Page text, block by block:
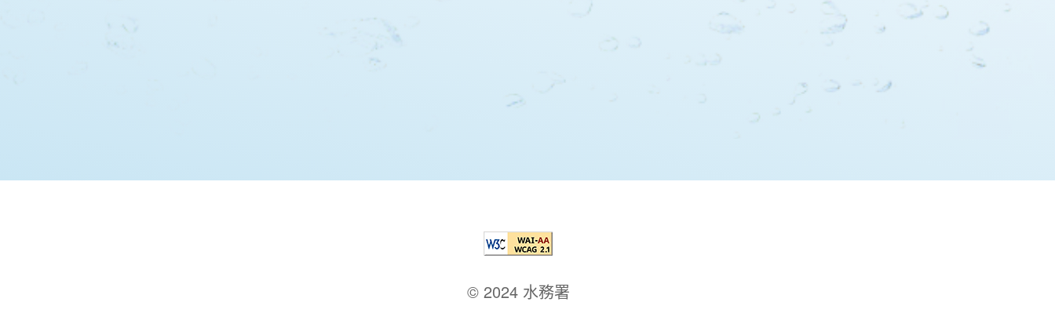
© 2024 水務署